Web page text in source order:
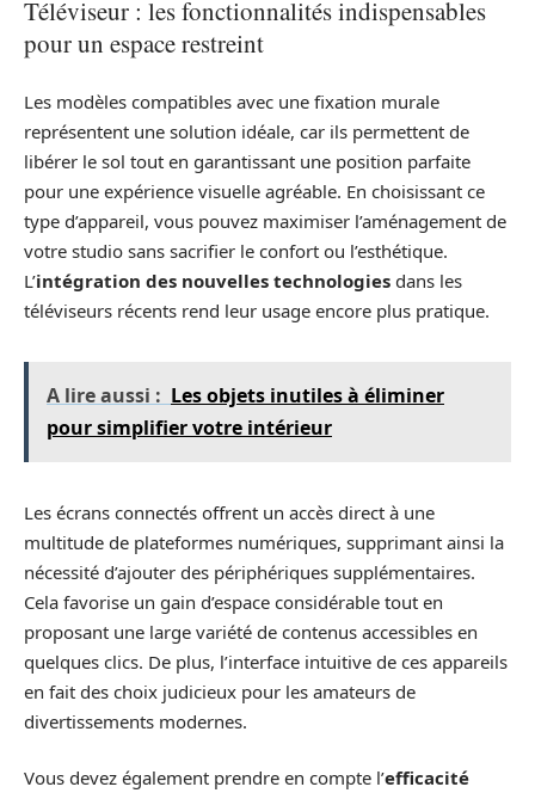
Téléviseur : les fonctionnalités indispensables
pour un espace restreint
Les modèles compatibles avec une fixation murale
représentent une solution idéale, car ils permettent de
libérer le sol tout en garantissant une position parfaite
pour une expérience visuelle agréable. En choisissant ce
type d’appareil, vous pouvez maximiser l’aménagement de
votre studio sans sacrifier le confort ou l’esthétique.
L’intégration des nouvelles technologies dans les
téléviseurs récents rend leur usage encore plus pratique.
A lire aussi : Les objets inutiles à éliminer
pour simplifier votre intérieur
Les écrans connectés offrent un accès direct à une
multitude de plateformes numériques, supprimant ainsi la
nécessité d’ajouter des périphériques supplémentaires.
Cela favorise un gain d’espace considérable tout en
proposant une large variété de contenus accessibles en
quelques clics. De plus, l’interface intuitive de ces appareils
en fait des choix judicieux pour les amateurs de
divertissements modernes.
Vous devez également prendre en compte l’efficacité